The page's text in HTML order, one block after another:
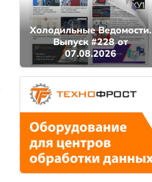
Холодильные Ведомости.
Выпуск #228 от
07.08.2026